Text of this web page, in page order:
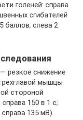
голеней: справа
сгибателей
баллов, слева 2
резкое снижение
мышцы
стороной
150 в 1 с;
135 мВ).